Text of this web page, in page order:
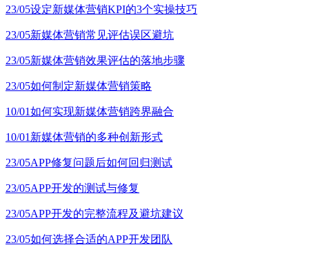
23/05设定新媒体营销KPI的3个实操技巧
23/05新媒体营销常见评估误区避坑
23/05新媒体营销效果评估的落地步骤
23/05如何制定新媒体营销策略
10/01如何实现新媒体营销跨界融合
10/01 新媒体营销的多种创新形式
23/05APP修复问题后如何回归测试
23/05APP开发的测试与修复
23/05APP开发的完整流程及避坑建议
23/05如何选择合适的APP开发团队